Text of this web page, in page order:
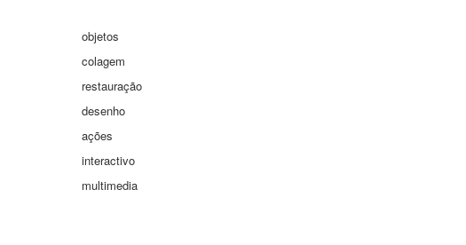
objetos
colagem
restauração
desenho
ações
interactivo
multimedia